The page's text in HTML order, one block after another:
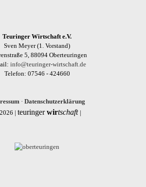
Teuringer Wirtschaft e.V.
Sven Meyer (1. Vorstand)
5, 88094 Oberteuringen
info@teuringer-wirtschaft.de
Telefon: 07546 - 424660
· Datenschutzerklärung
| teuringerwirtschaft